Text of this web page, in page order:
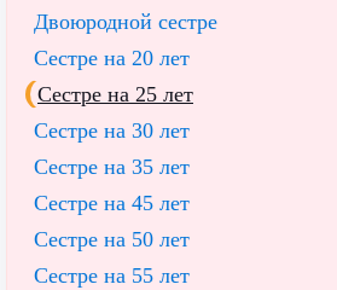
Двоюродной сестре
Сестре на 20 лет
Сестре на 25 лет
Сестре на 30 лет
Сестре на 35 лет
Сестре на 45 лет
Сестре на 50 лет
Сестре на 55 лет